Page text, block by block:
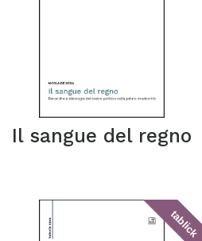
Il sangue del regno
tablick